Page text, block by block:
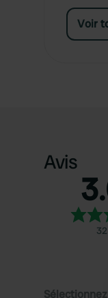
Voir
Avis